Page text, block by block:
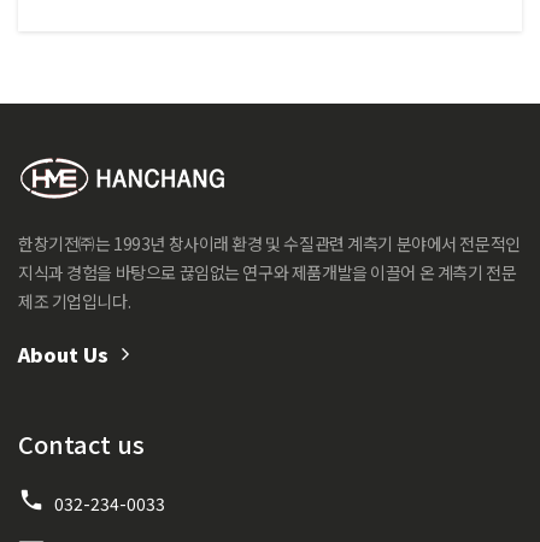
한창기전㈜는 1993년 창사이래 환경 및 수질관련 계측기 분야에서 전문적인
지식과 경험을 바탕으로 끊임없는 연구와 제품개발을 이끌어 온 계측기 전문
제조 기업입니다.
About Us
Contact us
032-234-0033